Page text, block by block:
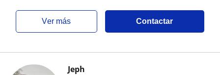
ver más Contactar
Jeph